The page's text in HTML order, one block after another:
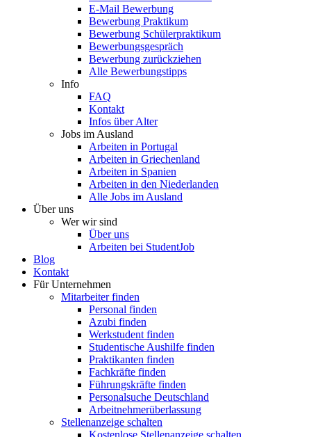
E-Mail Bewerbung
Bewerbung Praktikum
Bewerbung Schülerpraktikum
Bewerbungsgespräch
Bewerbung zurückziehen
Alle Bewerbungstipps
Info
FAQ
Kontakt
Infos über Alter
Jobs im Ausland
Arbeiten in Portugal
Arbeiten in Griechenland
Arbeiten in Spanien
Arbeiten in den Niederlanden
Alle Jobs im Ausland
Über uns
Wer wir sind
Über uns
Arbeiten bei StudentJob
Blog
Kontakt
Für Unternehmen
Mitarbeiter finden
Personal finden
Azubi finden
Werkstudent finden
Studentische Aushilfe finden
Praktikanten finden
Fachkräfte finden
Führungskräfte finden
Personalsuche Deutschland
Arbeitnehmerüberlassung
Stellenanzeige schalten
Kostenlose Stellenanzeige schalten